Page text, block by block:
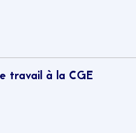
travail à la CGE